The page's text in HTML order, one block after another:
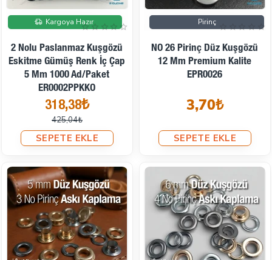
İndirimde
Kargoya Hazır
2 Nolu Paslanmaz Kuşgözü
Eskitme Gümüş Renk İç Çap
5 Mm 1000 Ad/Paket
ER0002PPKKO
318,38₺
425,04₺
SEPETE EKLE
Pirinç
NO 26 Pirinç Düz Kuşgözü
12 Mm Premium Kalite
EPR0026
3,70₺
SEPETE EKLE